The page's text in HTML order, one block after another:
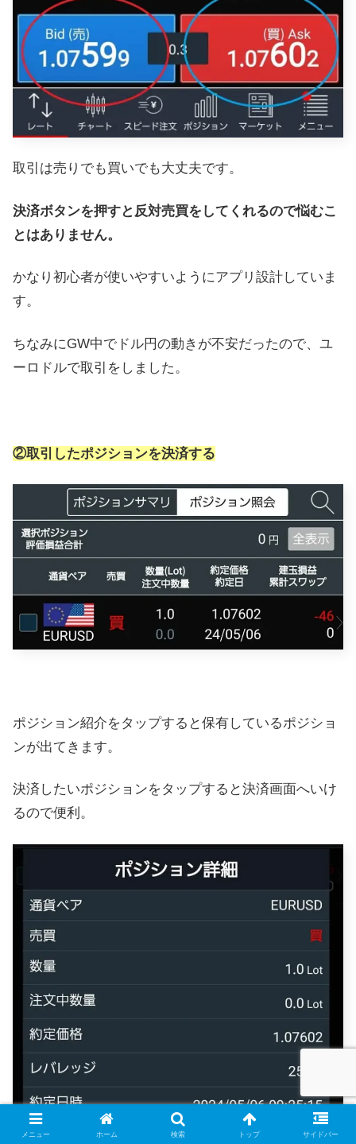
取引は売りでも買いでも大丈夫です。
決済ボタンを押すと反対売買をしてくれるので悩むこ
とはありません。
かなり初心者が使いやすいようにアプリ設計していま
す。
ちなみにGW中でドル円の動きが不安だったので、ユ
ーロドルで取引をしました。
②取引したポジションを決済する
ポジション紹介をタップすると保有しているポジショ
ンが出てきます。
決済したいポジションをタップすると決済画面へいけ
るので便利。
メニュー ホーム 検索 トップ サイドバー